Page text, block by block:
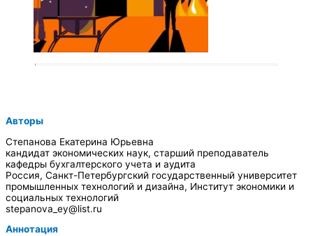
Авторы
Степанова Екатерина Юрьевна
кандидат экономических наук, старший преподаватель
кафедры бухгалтерского учета и аудита
Россия, Санкт-Петербургский государственный университет
промышленных технологий и дизайна, Институт экономики и
социальных технологий
stepanova_ey@list.ru
Аннотация